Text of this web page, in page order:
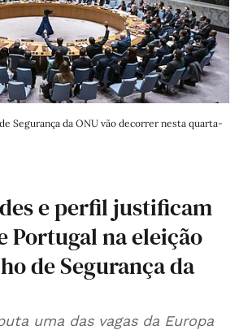
Segurança da ONU vão decorrer nesta quarta-
e perfil justificam
Portugal na eleição
de Segurança da
uma das vagas da Europa